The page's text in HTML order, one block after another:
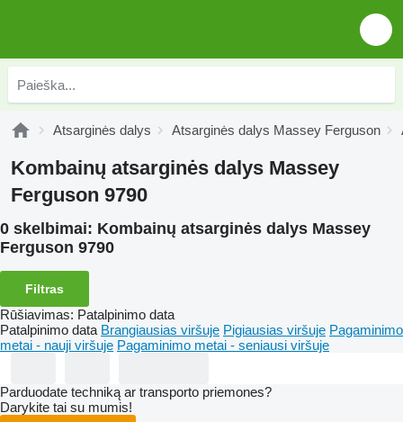
Atsarginės dalys Atsarginės dalys Massey Ferguson
Kombainų atsarginės dalys Massey
Ferguson 9790
0 skelbimai: Kombainų atsarginės dalys Massey
Ferguson 9790
Filtras
Rūšiavimas: Patalpinimo data
Patalpinimo data Brangiausias viršuje Pigiausias viršuje Pagaminimo
metai - nauji viršuje Pagaminimo metai - seniausi viršuje
Parduodate techniką ar transporto priemones?
Darykite tai su mumis!